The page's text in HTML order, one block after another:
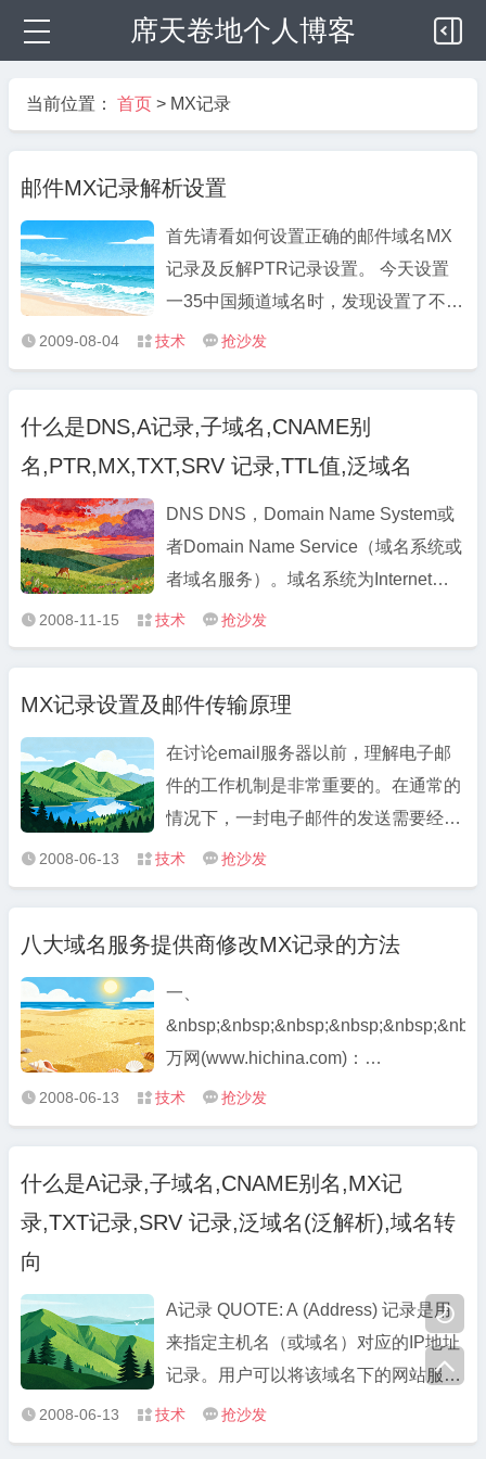
席天卷地个人博客


当前位置： 首页 > MX记录
邮件MX记录解析设置
首先请看如何设置正确的邮件域名MX
记录及反解PTR记录设置。 今天设置
一35中国频道域名时，发现设置了不能
只能发不能收，外部邮箱一发就退信。
nslookup一下发现了错误 命令如下：
XXXX.com MX preference = 10, mail
exchanger = mail.xxxx.com.xxxx.com
 2009-08-04  技术  抢沙发
什么是DNS,A记录,子域名,CNAME别
名,PTR,MX,TXT,SRV 记录,TTL值,泛域名
DNS DNS，Domain Name System或
者Domain Name Service（域名系统或
者域名服务）。域名系统为Internet上
的主机分配域名地址和IP地址。由于网
络中的计算机都必须有个IP地址，来识
大串的IP地址来访问网站显然是不可能
的,所以用户使用域名地址，而DNS系
统 ...
 2008-11-15  技术  抢沙发
MX记录设置及邮件传输原理
在讨论email服务器以前，理解电子邮
件的工作机制是非常重要的。在通常的
情况下，一封电子邮件的发送需要经过
用户代理，传输代理和投递代理等三个
程序的参与。 当用户发送一封电子邮件
件地址指定的服务器上，而是必须首先
 2008-06-13  技术  抢沙发
八大域名服务提供商修改MX记录的方法
一、
万网(www.hichina.com)：
1.&nbsp;&nbsp;&nbsp;&nbsp; 通过会
员区修改MX记录： 1）访问
登录 ...
 2008-06-13  技术  抢沙发
什么是A记录,子域名,CNAME别名,MX记
录,TXT记录,SRV 记录,泛域名(泛解析),域名转
向
A记录 QUOTE: A (Address) 记录是用
来指定主机名（或域名）对应的IP地址
记录。用户可以将该域名下的网站服务
器指向到自己的web server上。同时也
可以设置您域名的子域名。通俗来说A
 2008-06-13  技术  抢沙发